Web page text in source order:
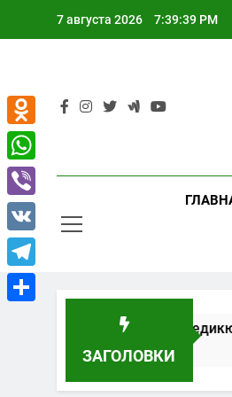
7 августа 2026 7:39:39 PM
ЗАГОЛОВКИ
для маникюра, педикюра и
Odnoklassniki
WhatsApp
Viber
VK
Telegram